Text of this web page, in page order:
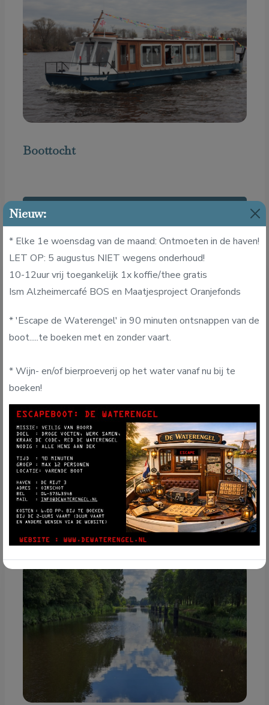
Boottocht
Zorgvaart
Lees verder
Nieuw:
* Elke 1e woensdag van de maand: Ontmoeten in de haven!
LET OP: 5 augustus NIET wegens onderhoud!
10-12uur vrij toegankelijk 1x koffie/thee gratis
Ism Alzheimercafé BOS en Maatjesproject Oranjefonds
* 'Escape de Waterengel' in 90 minuten ontsnappen van de
boot.....te boeken met en zonder vaart.
* Wijn- en/of bierproeverij op het water vanaf nu bij te
boeken!